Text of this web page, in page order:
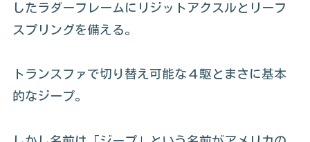
したラダーフレームにリジットアクスルとリーフ
スプリングを備える。
トランスファで切り替え可能な４駆とまさに基本
的なジープ。